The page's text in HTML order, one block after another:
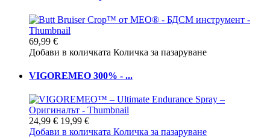
69,99 €
Добави в количката Количка за пазаруване
VIGOREMEO 300% - ...
24,99 € 19,99 €
Добави в количката Количка за пазаруване